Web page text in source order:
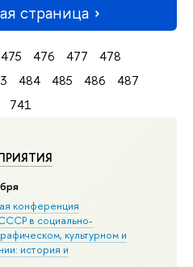
конференция
в социально-
культурном и
история и
страница
475 476 477
478
484 485 486
487
741